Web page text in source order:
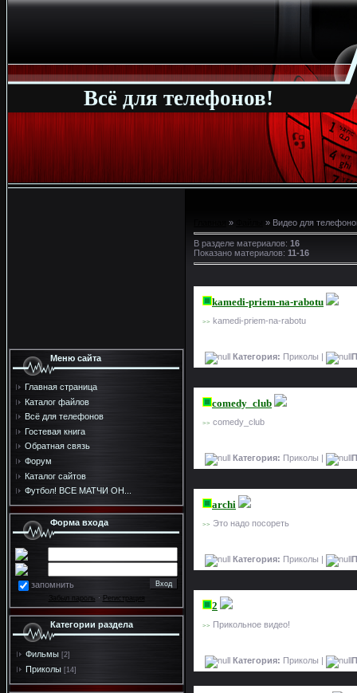
Всё для телефонов!
Меню сайта
Главная страница
Каталог файлов
Всё для телефонов
Гостевая книга
Обратная связь
Форум
Каталог сайтов
Футбол! ВСЕ МАТЧИ ОН...
Форма входа
запомнить
Забыл пароль · Регистрация
Категории раздела
Фильмы [2]
Приколы [14]
» » Видео для
В разделе материалов: 16
Показано материалов: 11-16
kamedi-priem-na-rabotu
>> kamedi-priem-na-rabotu
Категория: Приколы |
comedy_club
>> comedy_club
Категория: Приколы |
archi
>> Это надо посореть
Категория: Приколы |
2
>> Прикольное видео!
Категория: Приколы |